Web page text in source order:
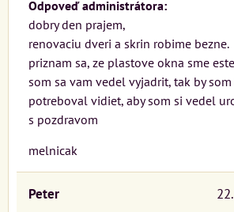
Odpoveď administrátora:
dobry den prajem,
renovaciu dveri a skrin robime bezne.
priznam sa, ze plastove okna sme
som sa vam vedel vyjadrit, tak by
potreboval vidiet, aby som si vedel
s pozdravom
melnicak
Peter